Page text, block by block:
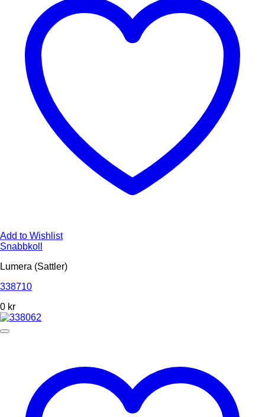
Add to Wishlist
Snabbkoll
Lumera (Sattler)
338710
0 kr